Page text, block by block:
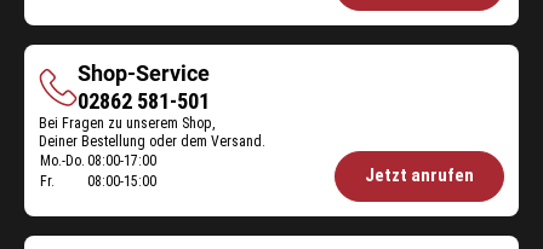
Shop-Service
Shop-
Service
02862 581-501
Bei Fragen zu unserem Shop,
Deiner Bestellung oder dem Versand.
Öffnungszeiten
Mo.-Do. 08:00-17:00
Fr.
08:00-15:00 Jetzt anrufen